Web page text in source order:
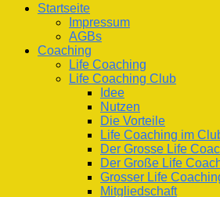
Life Coaching Club
Für Deine Lebenskompetenz
Startseite
Impressum
AGBs
Coaching
Life Coaching
Life Coaching Club
Idee
Nutzen
Die Vorteile
Life Coaching im
Der Grosse Life
Der Große Life
Grosser Life
Mitgliedschaft